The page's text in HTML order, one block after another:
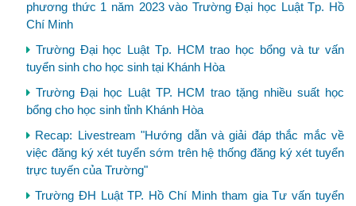
phương thức 1 năm 2023 vào Trường Đại học Luật Tp. Hồ
Chí Minh
Trường Đại học Luật Tp. HCM trao học bổng và tư vấn
tuyển sinh cho học sinh tại Khánh Hòa
Trường Đại học Luật TP. HCM trao tặng nhiều suất học
bổng cho học sinh tỉnh Khánh Hòa
Recap: Livestream "Hướng dẫn và giải đáp thắc mắc về
việc đăng ký xét tuyển sớm trên hệ thống đăng ký xét tuyển
trực tuyến của Trường"
Trường ĐH Luật TP. Hồ Chí Minh tham gia Tư vấn tuyển